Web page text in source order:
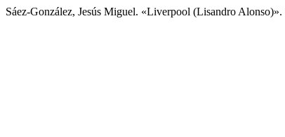
Sáez-González, Jesús Miguel. «Liverpool (Lisandro Alonso)».